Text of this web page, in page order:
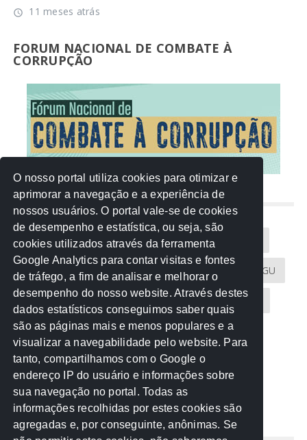
access_time 11 meses atrás
FORUM NACIONAL DE COMBATE À
CORRUPÇÃO
NUVEM DE TAGS
Acontece na Rede AGU AMM
Atricon Audicom CAU-MT CGU
CREA-MT Eventos MPC-MT MPE-MT
MPF Notícias PF PGE-MT PGR
Receita Federal Sem categoria
TCE-MT TCU TRE
O nosso portal utiliza cookies para otimizar e
aprimorar a navegação e a experiência de
nossos usuários. O portal vale-se de cookies
de desempenho e estatística, ou seja, são
cookies utilizados através da ferramenta
Google Analytics para contar visitas e fontes
de tráfego, a fim de analisar e melhorar o
desempenho do nosso website. Através destes
dados estatísticos conseguimos saber quais
são as páginas mais e menos populares e a
visualizar a navegabilidade pelo website. Para
tanto, compartilhamos com o Google o
endereço IP do usuário e informações sobre
sua navegação no portal. Todas as
informações recolhidas por estes cookies são
agregadas e, por conseguinte, anônimas. Se